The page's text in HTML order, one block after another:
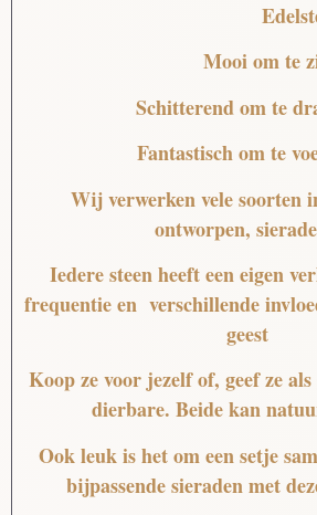
Mooiom te
Schitterendom te
Fantastischom te
Wij verwerken vele soorten
ontworpen,
Iedere steen heeft een eigen
frequentie en verschillende
geest
Koop ze voor jezelf of, geef ze als
dierbare. Beide kan
Ook leuk is het om een setje
bijpassende sieraden met